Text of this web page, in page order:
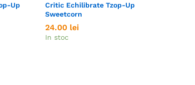
Up
Critic Echilibrate Tzop-Up
Sweetcorn
24.00 lei
In stoc
24.00 lei